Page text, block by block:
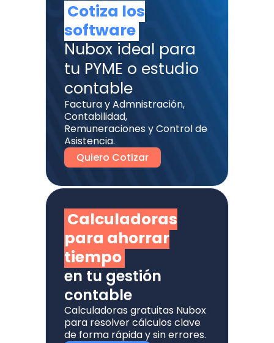
Calculadoras
para ahorrar
tiempo
en tu gestión
contable
Calculadoras gratuitas Nubox
para resolver cálculos clave
de forma rápida y sin errores.
Cotiza los
software
Nubox ideal para
tu PYME o estudio
contable
Factura y Admnistración,
Contabilidad,
Remuneraciones y Control de
Asistencia.
Quiero Cotizar